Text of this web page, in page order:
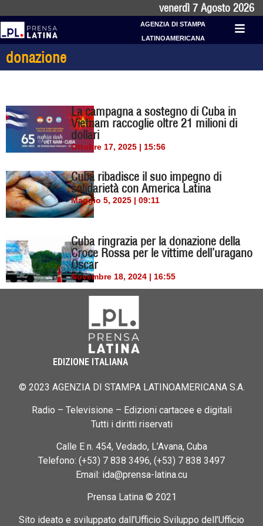
venerdì 7 Agosto 2026
AGENZIA DI STAMPA
LATINOAMERICANA
donazione
La campagna a sostegno di Cuba in
Vietnam raccoglie oltre 21 milioni di
dollari
Ottobre 17, 2025 | 15:56
Cuba ribadisce il suo impegno di
solidarietà con America Latina
Maggio 5, 2025 | 09:11
Cuba ringrazia per la donazione della
Croce Rossa per le vittime dell’uragano
Oscar
Novembre 18, 2024 | 16:55
EDIZIONE ITALIANA
© 2023 AGENZIA DI STAMPA LATINOAMERICANA S.A.
Radio – Televisione – Edizioni cartacee e digitali
Tutti i diritti riservati
Calle E n. 454, Vedado, L’Avana, Cuba
Telefono: (+53) 7 838 3496, (+53) 7 838 3497
Email: ida@prensa-latina.cu
Prensa Latina © 2021
Sito ideato e sviluppato dall’Ufficio Sviluppo dell’Ufficio